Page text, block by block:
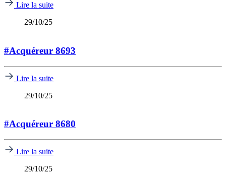
Lire la suite
29/10/25
#Acquéreur 8693
Lire la suite
29/10/25
#Acquéreur 8680
Lire la suite
29/10/25